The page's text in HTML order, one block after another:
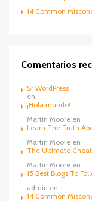
14 Common
Comentarios
Sr WordPress
en
¡Hola mundo!
Martin Moore en
Learn The Truth
Martin Moore en
The Ultimate
Martin Moore en
15 Best Blogs To
admin en
14 Common